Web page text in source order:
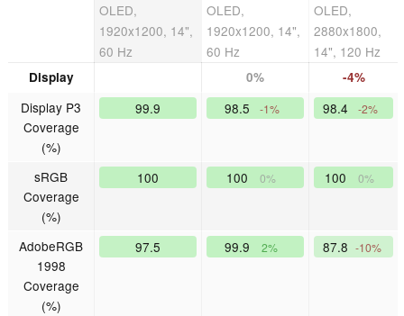
OLED,
1920x1200, 14",
60 Hz
OLED,
1920x1200, 14",
60 Hz
OLED,
2880x1800,
14", 120 Hz
Display 0% -4%
Display P3
Coverage
(%)
99.9 98.5 -1% 98.4 -2%
sRGB
Coverage
(%)
100 100 0% 100 0%
AdobeRGB
1998
Coverage
(%)
97.5 99.9 2% 87.8 -10%